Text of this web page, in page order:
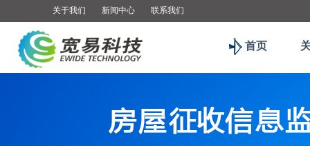
关于我们 新闻中心 联系我们
首页